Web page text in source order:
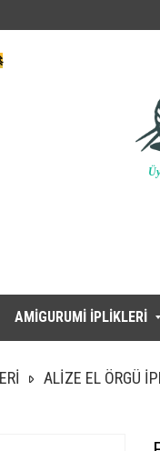
AMİGURUMİ İPLİKLERİ
ALİZE EL ÖRGÜ